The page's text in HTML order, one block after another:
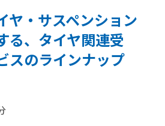
ヤ・サスペンション
る、タイヤ関連受
スのラインナップ